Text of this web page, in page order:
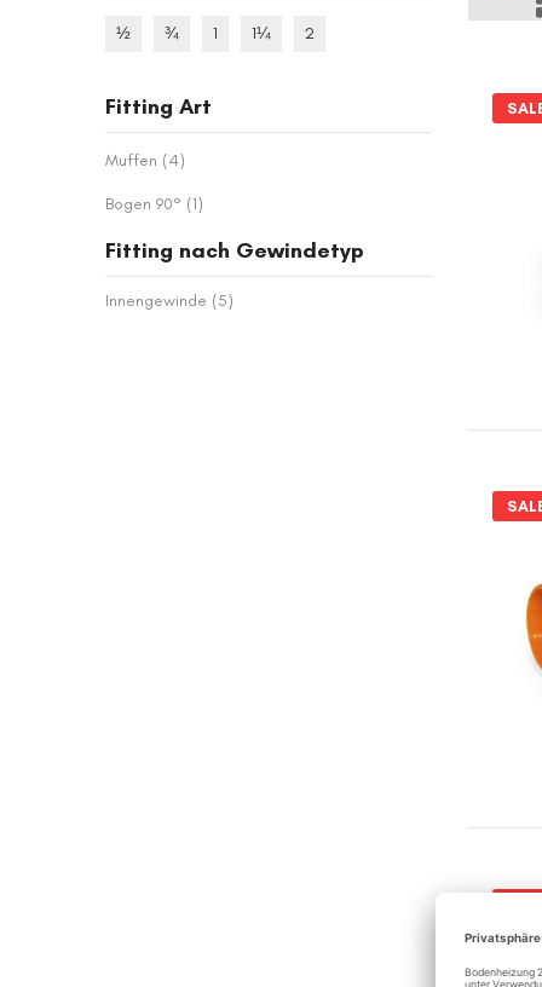
½ ¾ 1 1¼ 2
Fitting Art
Muffen 4Artikel
Bogen 90° 1Artikel
Fitting nach Gewindetyp
Innengewinde 5Artikel